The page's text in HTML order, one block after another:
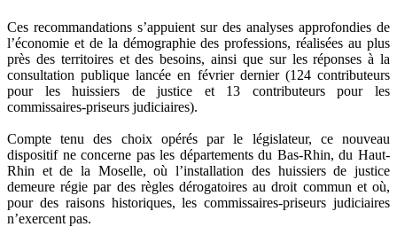
Ces recommandations s’appuient sur des analyses approfondies de
l’économie et de la démographie des professions, réalisées au plus
près des territoires et des besoins, ainsi que sur les réponses à la
consultation publique lancée en février dernier (124 contributeurs
pour les huissiers de justice et 13 contributeurs pour les
commissaires-priseurs judiciaires).
Compte tenu des choix opérés par le législateur, ce nouveau
dispositif ne concerne pas les départements du Bas-Rhin, du Haut-
Rhin et de la Moselle, où l’installation des huissiers de justice
demeure régie par des règles dérogatoires au droit commun et où,
pour des raisons historiques, les commissaires-priseurs judiciaires
n’exercent pas.